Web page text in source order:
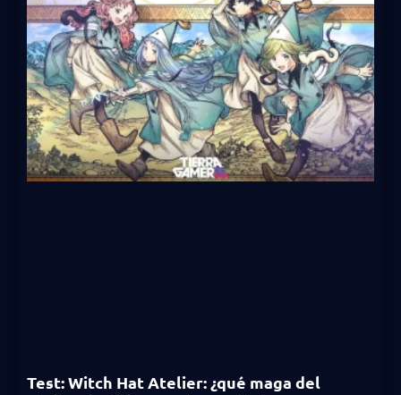
Test: Witch Hat Atelier: ¿qué maga del